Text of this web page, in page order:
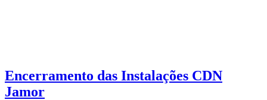
Encerramento das Instalações CDN
Jamor